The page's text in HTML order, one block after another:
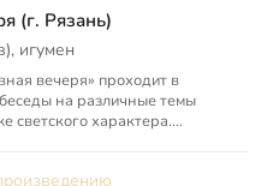
(г. Рязань)
игумен
вечеря» проходит в
на различные темы
светского характера.